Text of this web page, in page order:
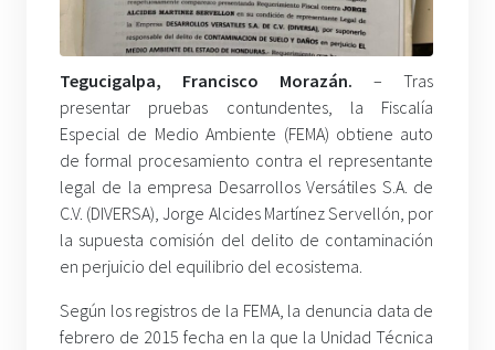
Tegucigalpa, Francisco Morazán. – Tras
presentar pruebas contundentes, la Fiscalía
Especial de Medio Ambiente (FEMA) obtiene auto
de formal procesamiento contra el representante
legal de la empresa Desarrollos Versátiles S.A. de
C.V. (DIVERSA), Jorge Alcides Martínez Servellón, por
la supuesta comisión del delito de contaminación
en perjuicio del equilibrio del ecosistema.
Según los registros de la FEMA, la denuncia data de
febrero de 2015 fecha en la que la Unidad Técnica